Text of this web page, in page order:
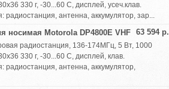
330 г, -30...60 С, дисплей, усеч.клав.
радиостанция, антенна, аккумулятор, зар...
63 594 р.
носимая Motorola DP4800E VHF
радиостанция, 136-174МГц, 5 Вт, 1000
330 г, -30...60 С, дисплей, клав.
радиостанция, антенна, аккумулятор,